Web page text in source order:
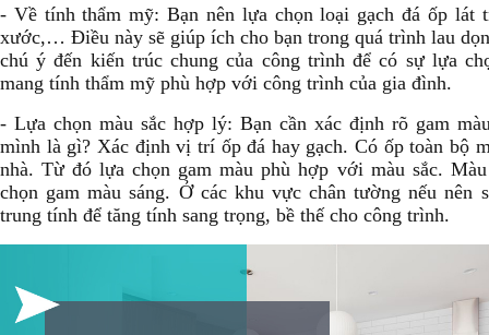
- Về tính thẩm mỹ: Bạn nên lựa chọn loại gạch đá ốp lát
xước,… Điều này sẽ giúp ích cho bạn trong quá trình lau
chú ý đến kiến trúc chung của công trình để có sự lựa
mang tính thẩm mỹ phù hợp với công trình của gia đình.
- Lựa chọn màu sắc hợp lý: Bạn cần xác định rõ gam
mình là gì? Xác định vị trí ốp đá hay gạch. Có ốp toàn bộ
nhà. Từ đó lựa chọn gam màu phù hợp với màu sắc.
chọn gam màu sáng. Ở các khu vực chân tường nếu nên
trung tính để tăng tính sang trọng, bề thế cho công trình.